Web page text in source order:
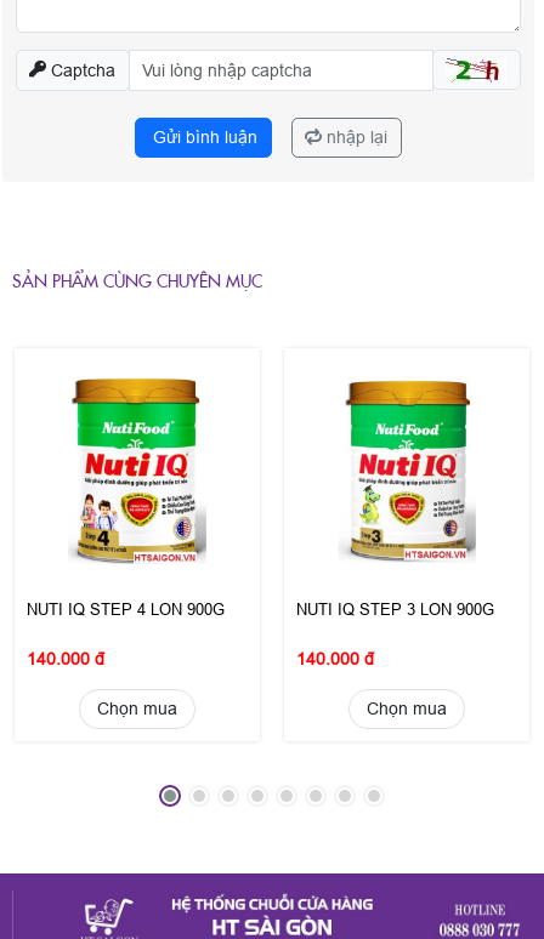
Captcha
Gửi bình luận nhập lại
SẢN PHẨM CÙNG CHUYÊN MỤC
NUTI IQ STEP 4 LON 900G
140.000 đ
Chọn mua
NUTI IQ STEP 3 LON 900G
140.000 đ
Chọn mua